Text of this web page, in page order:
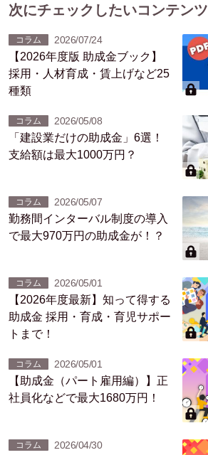
次にチェックしたいコンテンツ
コラム 2026/07/24
【2026年度版 助成金ブック】
採用・人材育成・賃上げなど25
種類
コラム 2026/05/08
「建設業だけの助成金」6選！
支給額は最大1000万円？
コラム 2026/05/07
勤務間インターバル制度の導入
で最大970万円の助成金が！？
コラム 2026/05/01
【2026年度最新】知って得する
助成金 採用・育成・育児サポー
トまで！
コラム 2026/05/01
【助成金（パート雇用編）】正
社員化などで最大1680万円！
コラム 2026/04/30